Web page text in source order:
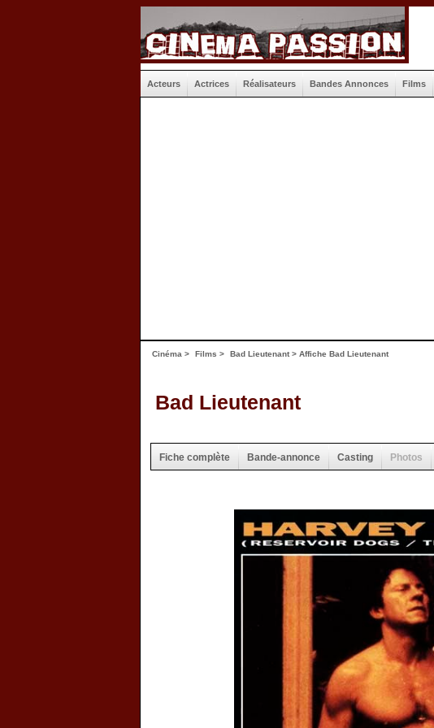
Acteurs Actrices Réalisateurs Bandes Annonces Films
Cinéma > Films > Bad Lieutenant > Affiche Bad Lieutenant
Bad Lieutenant
Fiche complète Bande-annonce Casting Photos